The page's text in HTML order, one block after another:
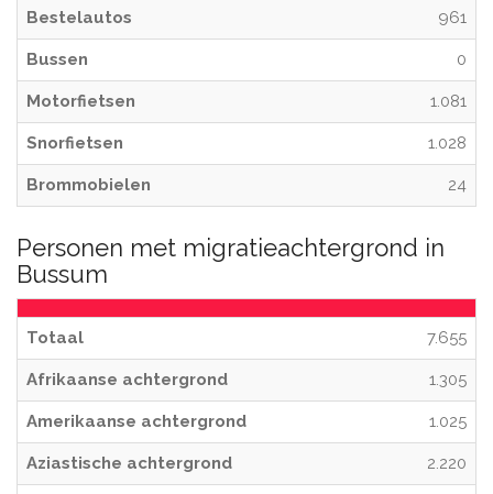
Bestelautos 961
Bussen 0
Motorfietsen 1.081
Snorfietsen 1.028
Brommobielen 24
Personen met migratieachtergrond in
Bussum
Totaal 7.655
Afrikaanse achtergrond 1.305
Amerikaanse achtergrond 1.025
Aziastische achtergrond 2.220